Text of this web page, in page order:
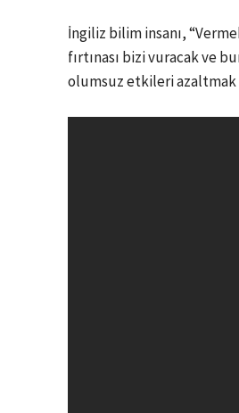
İngiliz bilim insanı,
fırtınası bizi vuracak ve
olumsuz etkileri azaltmak